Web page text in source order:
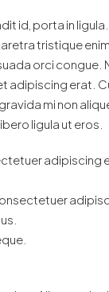
id, porta in
tristique enim.
orci
adipiscing erat.
mi non
ligula ut eros.
adipiscing